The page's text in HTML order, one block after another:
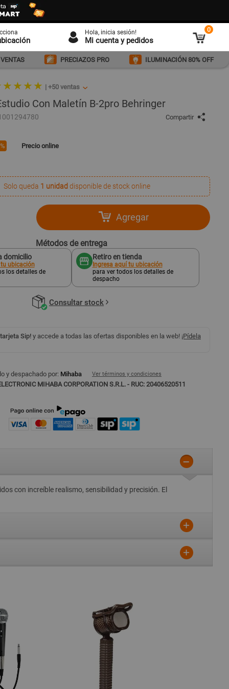
Hola, inicia sesión!
Mi cuenta y pedidos
0
PRECIAZOS PRO ILUMINACIÓN 80% OFF
★ ★ ★ ★ | +50 ventas
Con Maletín B-2pro Behringer
Compartir
Precio online
Solo queda 1 unidad disponible de stock online
Agregar
Métodos de entrega
domicilio
ubicación
los detalles de
Retiro en tienda
Ingresa aquí tu ubicación
para ver todos los detalles de
despacho
Consultar stock
Sip! y accede a todas las ofertas disponibles en la web! ¡Pídela
y despachado por: Mihaba Ver términos y condiciones
MIHABA CORPORATION S.R.L. - RUC: 20406520511
con increíble realismo, sensibilidad y precisión. El